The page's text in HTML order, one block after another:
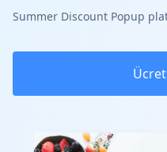
Summer Discount Popup